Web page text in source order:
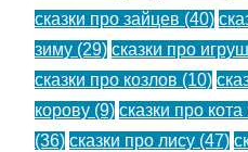
сказки про зайцев (40)
зиму (29) сказки про
сказки про козлов (10)
корову (9) сказки про
(36) сказки про лису (47)